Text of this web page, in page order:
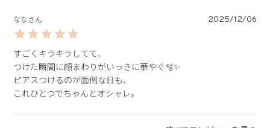
なな 2025/12/06
すごくキラキラしてて、
つけた瞬間に顔まわりがいっきに華やぐ🫧✨
ピアスつけるのが面倒な日も、